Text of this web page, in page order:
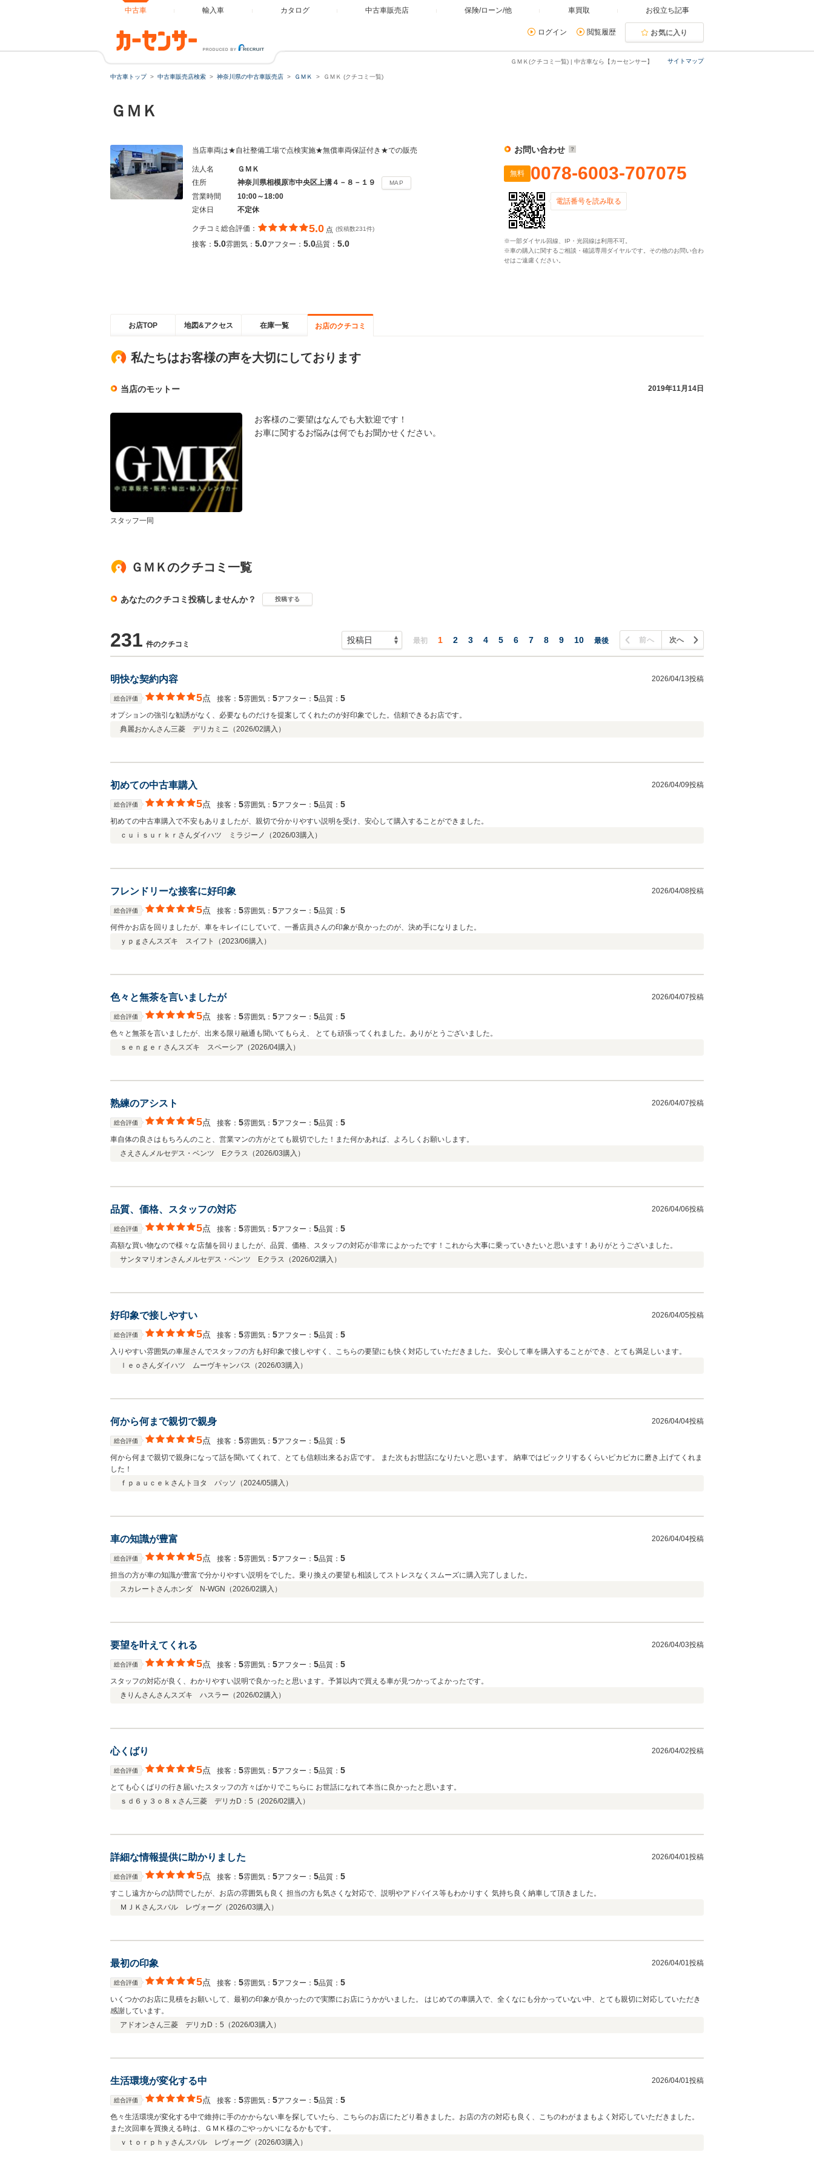
中古車 輸入車 カタログ 中古車販売店 保険/ローン/他 車買取 お役立ち記事
ログイン 閲覧履歴 お気に入り
サイトマップ
ＧＭＫ(クチコミ一覧) | 中古車なら【カーセンサー】
中古車トップ 中古車販売店検索 神奈川県の中古車販売店 ＧＭＫ ＧＭＫ (クチコミ一覧)
ＧＭＫ
当店車両は★自社整備工場で点検実施★無償車両保証付き★での販売
法人名
ＧＭＫ
住所
神奈川県相模原市中央区上溝４－８－１９ MAP
営業時間
10:00～18:00
定休日
不定休
クチコミ総合評価： 5.0 点 (投稿数231件)
接客： 5.0雰囲気： 5.0アフター： 5.0品質： 5.0
お問い合わせ
無料 0078-6003-707075
電話番号を読み取る
※一部ダイヤル回線、IP・光回線は利用不可。
※車の購入に関するご相談・確認専用ダイヤルです。その他のお問い合わ
せはご遠慮ください。
お店TOP 地図&アクセス 在庫一覧 お店のクチコミ
私たちはお客様の声を大切にしております
当店のモットー 2019年11月14日
スタッフ一同
お客様のご要望はなんでも大歓迎です！
お車に関するお悩みは何でもお聞かせください。
ＧＭＫのクチコミ一覧
あなたのクチコミ投稿しませんか？ 投稿する
231 件のクチコミ 最初 1 2 3 4 5 6 7 8 9 10 最後 前へ 次へ
明快な契約内容 2026/04/13投稿
総合評価 5点 接客： 5雰囲気： 5アフター： 5品質： 5
オプションの強引な勧誘がなく、必要なものだけを提案してくれたのが好印象でした。信頼できるお店です。
典麗おかんさん三菱 デリカミニ（2026/02購入）
初めての中古車購入 2026/04/09投稿
総合評価 5点 接客： 5雰囲気： 5アフター： 5品質： 5
初めての中古車購入で不安もありましたが、親切で分かりやすい説明を受け、安心して購入することができました。
ｃｕｉｓｕｒｋｒさんダイハツ ミラジーノ（2026/03購入）
フレンドリーな接客に好印象 2026/04/08投稿
総合評価 5点 接客： 5雰囲気： 5アフター： 5品質： 5
何件かお店を回りましたが、車をキレイにしていて、一番店員さんの印象が良かったのが、決め手になりました。
ｙｐｇさんスズキ スイフト（2023/06購入）
色々と無茶を言いましたが 2026/04/07投稿
総合評価 5点 接客： 5雰囲気： 5アフター： 5品質： 5
色々と無茶を言いましたが、出来る限り融通も聞いてもらえ、 とても頑張ってくれました。ありがとうございました。
ｓｅｎｇｅｒさんスズキ スペーシア（2026/04購入）
熟練のアシスト 2026/04/07投稿
総合評価 5点 接客： 5雰囲気： 5アフター： 5品質： 5
車自体の良さはもちろんのこと、営業マンの方がとても親切でした！また何かあれば、よろしくお願いします。
さえさん メルセデス・ベンツ Eクラス（2026/03購入）
品質、価格、スタッフの対応 2026/04/06投稿
総合評価 5点 接客： 5雰囲気： 5アフター： 5品質： 5
高額な買い物なので様々な店舗を回りましたが、品質、価格、スタッフの対応が非常によかったです！これから大事に乗っていきたいと思います！ありがとうございました。
サンタマリオンさん メルセデス・ベンツ Eクラス（2026/02購入）
好印象で接しやすい 2026/04/05投稿
総合評価 5点 接客： 5雰囲気： 5アフター： 5品質： 5
入りやすい雰囲気の車屋さんでスタッフの方も好印象で接しやすく、こちらの要望にも快く対応していただきました。 安心して車を購入することができ、とても満足しいます。
ｌｅｏさんダイハツ ムーヴキャンバス（2026/03購入）
何から何まで親切で親身 2026/04/04投稿
総合評価 5点 接客： 5雰囲気： 5アフター： 5品質： 5
何から何まで親切で親身になって話を聞いてくれて、とても信頼出来るお店です。 また次もお世話になりたいと思います。 納車ではビックリするくらいピカピカに磨き上げてくれま
した！
ｆｐａｕｃｅｋさん トヨタ パッソ（2024/05購入）
車の知識が豊富 2026/04/04投稿
総合評価 5点 接客： 5雰囲気： 5アフター： 5品質： 5
担当の方が車の知識が豊富で分かりやすい説明をでした。乗り換えの要望も相談してストレスなくスムーズに購入完了しました。
スカレートさんホンダ N-WGN（2026/02購入）
要望を叶えてくれる 2026/04/03投稿
総合評価 5点 接客： 5雰囲気： 5アフター： 5品質： 5
スタッフの対応が良く、わかりやすい説明で良かったと思います。予算以内で買える車が見つかってよかったです。
きりんさんさんスズキ ハスラー（2026/02購入）
心くばり 2026/04/02投稿
総合評価 5点 接客： 5雰囲気： 5アフター： 5品質： 5
とても心くばりの行き届いたスタッフの方々ばかりでこちらに お世話になれて本当に良かったと思います。
ｓｄ６ｙ３ｏ８ｘさん三菱 デリカD：5（2026/02購入）
詳細な情報提供に助かりました 2026/04/01投稿
総合評価 5点 接客： 5雰囲気： 5アフター： 5品質： 5
すこし遠方からの訪問でしたが、お店の雰囲気も良く 担当の方も気さくな対応で、説明やアドバイス等もわかりすく 気持ち良く納車して頂きました。
ＭＪＫさんスバル レヴォーグ（2026/03購入）
最初の印象 2026/04/01投稿
総合評価 5点 接客： 5雰囲気： 5アフター： 5品質： 5
いくつかのお店に見積をお願いして、最初の印象が良かったので実際にお店にうかがいました。 はじめての車購入で、全くなにも分かっていない中、とても親切に対応していただき
感謝しています。
アドオンさん三菱 デリカD：5（2026/03購入）
生活環境が変化する中 2026/04/01投稿
総合評価 5点 接客： 5雰囲気： 5アフター： 5品質： 5
色々生活環境が変化する中で維持に手のかからない車を探していたら、こちらのお店にたどり着きました。お店の方の対応も良く、こちのわがままもよく対応していただきました。
また次回車を買換える時は、ＧＭＫ様のごやっかいになるかもです。
ｖｔｏｒｐｈｙさんスバル レヴォーグ（2026/03購入）